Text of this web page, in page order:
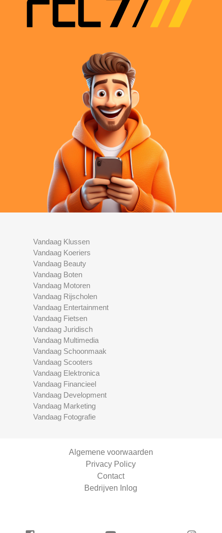
Vandaag Klussen
Vandaag Koeriers
Vandaag Beauty
Vandaag Boten
Vandaag Motoren
Vandaag Rijscholen
Vandaag Entertainment
Vandaag Fietsen
Vandaag Juridisch
Vandaag Multimedia
Vandaag Schoonmaak
Vandaag Scooters
Vandaag Elektronica
Vandaag Financieel
Vandaag Development
Vandaag Marketing
Vandaag Fotografie
Algemene voorwaarden
Privacy Policy
Contact
Bedrijven Inlog